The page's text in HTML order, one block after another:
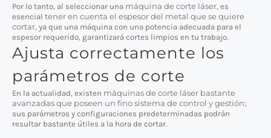
Por lo tanto, al seleccionar una máquina de corte láser, es
esencial tener en cuenta el espesor del metal que se quiere
cortar, ya que una máquina con una potencia adecuada para el
espesor requerido, garantizará cortes limpios en tu trabajo.
Ajusta correctamente los
parámetros de corte
En la actualidad, existen máquinas de corte láser bastante
avanzadas que poseen un fino sistema de control y gestión;
sus parámetros y configuraciones predeterminadas podrán
resultar bastante útiles a la hora de cortar.